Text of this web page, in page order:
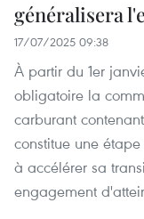
généralisera
17/07/2025 09:38
À partir du 1er
obligatoire la
carburant
constitue une
à accélérer sa
engagement